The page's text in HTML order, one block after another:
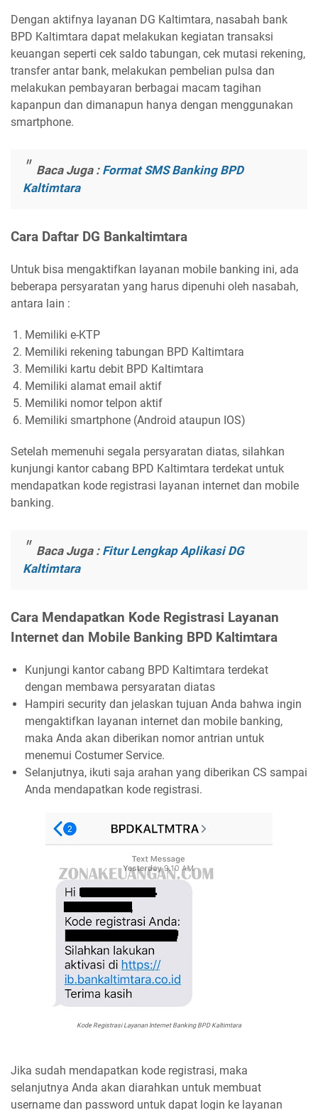
Dengan aktifnya layanan DG Kaltimtara, nasabah bank
BPD Kaltimtara dapat melakukan kegiatan transaksi
keuangan seperti cek saldo tabungan, cek mutasi rekening,
transfer antar bank, melakukan pembelian pulsa dan
melakukan pembayaran berbagai macam tagihan
kapanpun dan dimanapun hanya dengan menggunakan
smartphone.
Baca Juga : Format SMS Banking BPD
Kaltimtara
Cara Daftar DG Bankaltimtara
Untuk bisa mengaktifkan layanan mobile banking ini, ada
beberapa persyaratan yang harus dipenuhi oleh nasabah,
antara lain :
Memiliki e-KTP
Memiliki rekening tabungan BPD Kaltimtara
Memiliki kartu debit BPD Kaltimtara
Memiliki alamat email aktif
Memiliki nomor telpon aktif
Memiliki smartphone (Android ataupun IOS)
Setelah memenuhi segala persyaratan diatas, silahkan
kunjungi kantor cabang BPD Kaltimtara terdekat untuk
mendapatkan kode registrasi layanan internet dan mobile
banking.
Baca Juga : Fitur Lengkap Aplikasi DG
Kaltimtara
Cara Mendapatkan Kode Registrasi Layanan
Internet dan Mobile Banking BPD Kaltimtara
Kunjungi kantor cabang BPD Kaltimtara terdekat
dengan membawa persyaratan diatas
Hampiri security dan jelaskan tujuan Anda bahwa ingin
mengaktifkan layanan internet dan mobile banking,
maka Anda akan diberikan nomor antrian untuk
menemui Costumer Service.
Selanjutnya, ikuti saja arahan yang diberikan CS sampai
Anda mendapatkan kode registrasi.
Kode Registrasi Layanan Internet Banking BPD Kaltimtara
Jika sudah mendapatkan kode registrasi, maka
selanjutnya Anda akan diarahkan untuk membuat
username dan password untuk dapat login ke layanan